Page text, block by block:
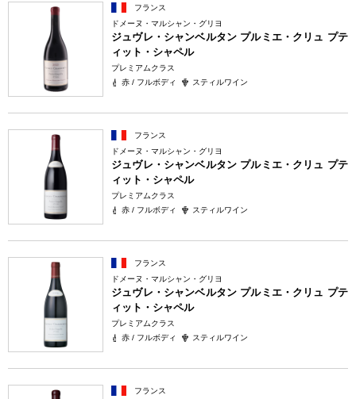
フランス
ドメーヌ・マルシャン・グリヨ
ジュヴレ・シャンベルタン プルミエ・クリュ プテ
ィット・シャペル
プレミアムクラス
赤 / フルボディ
スティルワイン
フランス
ドメーヌ・マルシャン・グリヨ
ジュヴレ・シャンベルタン プルミエ・クリュ プテ
ィット・シャペル
プレミアムクラス
赤 / フルボディ
スティルワイン
フランス
ドメーヌ・マルシャン・グリヨ
ジュヴレ・シャンベルタン プルミエ・クリュ プテ
ィット・シャペル
プレミアムクラス
赤 / フルボディ
スティルワイン
フランス